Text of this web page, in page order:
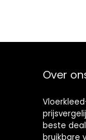
Over
beste
bruikbare